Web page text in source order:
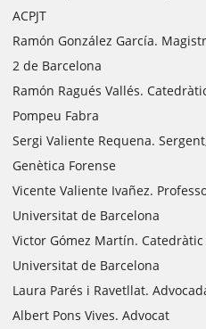
ACPJT
Ramón González García.
2 de Barcelona
Ramón Ragués Vallés.
Pompeu Fabra
Sergi Valiente Requena.
Genètica Forense
Vicente Valiente Ivañez.
Universitat de Barcelona
Victor Gómez Martín.
Universitat de Barcelona
Laura Parés i Ravetllat.
Albert Pons Vives. Advocat